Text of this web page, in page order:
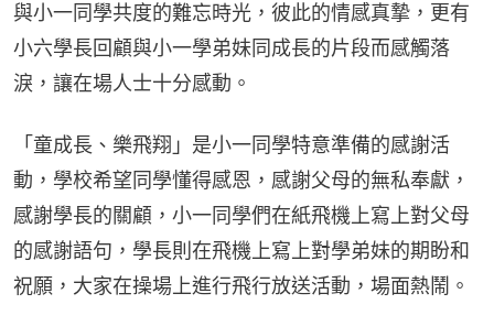
與小一同學共度的難忘時光，彼此的情感真摯，更有
小六學長回顧與小一學弟妹同成長的片段而感觸落
淚，讓在場人士十分感動。
「童成長、樂飛翔」是小一同學特意準備的感謝活
動，學校希望同學懂得感恩，感謝父母的無私奉獻，
感謝學長的關顧，小一同學們在紙飛機上寫上對父母
的感謝語句，學長則在飛機上寫上對學弟妹的期盼和
祝願，大家在操場上進行飛行放送活動，場面熱鬧。